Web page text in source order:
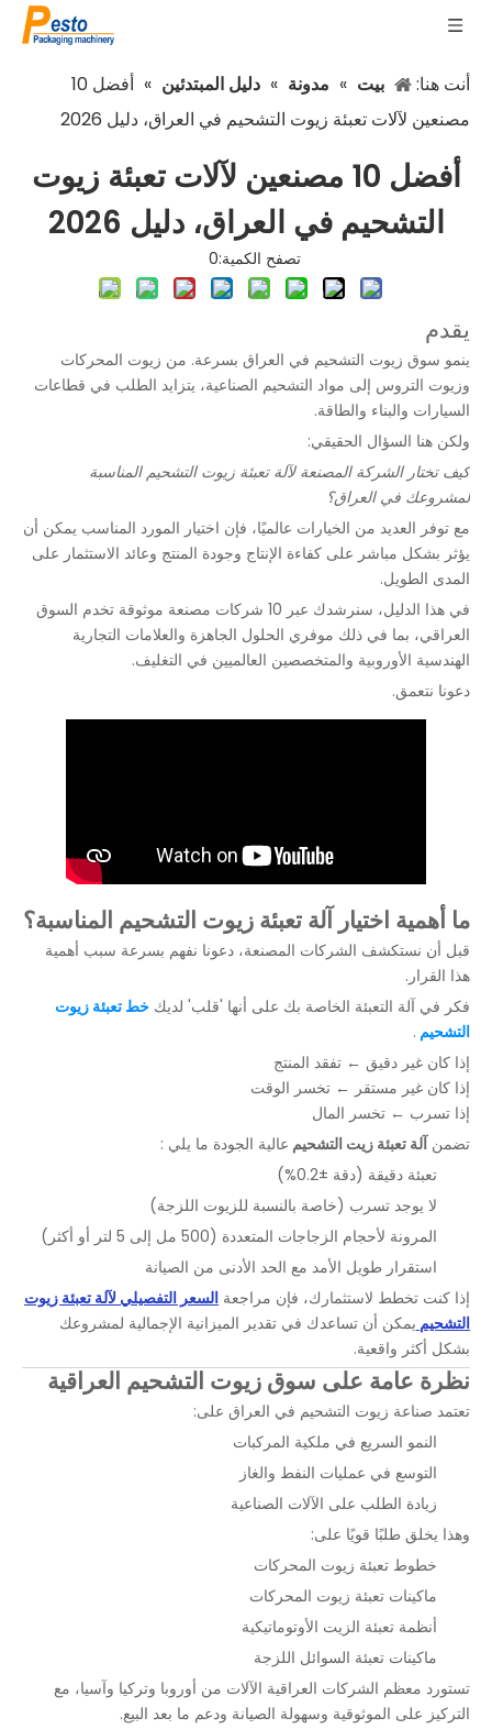
أنت هنا: بيت » مدونة » دليل المبتدئين »
أفضل 10
مصنعين لآلات تعبئة زيوت التشحيم في العراق، دليل 2026
أفضل 10 مصنعين لآلات تعبئة زيوت
التشحيم في العراق، دليل 2026
تصفح الكمية:0
يقدم
ينمو سوق زيوت التشحيم في العراق بسرعة. من زيوت المحركات
وزيوت التروس إلى مواد التشحيم الصناعية، يتزايد الطلب في قطاعات
السيارات والبناء والطاقة.
ولكن هنا السؤال الحقيقي:
كيف تختار الشركة المصنعة لآلة تعبئة زيوت التشحيم المناسبة
لمشروعك في العراق؟
مع توفر العديد من الخيارات عالميًا، فإن اختيار المورد المناسب يمكن أن
يؤثر بشكل مباشر على كفاءة الإنتاج وجودة المنتج وعائد الاستثمار على
المدى الطويل.
في هذا الدليل، سنرشدك عبر 10 شركات مصنعة موثوقة تخدم السوق
العراقي، بما في ذلك موفري الحلول الجاهزة والعلامات التجارية
الهندسية الأوروبية والمتخصصين العالميين في التغليف.
دعونا نتعمق.
ما أهمية اختيار آلة تعبئة زيوت التشحيم المناسبة؟
قبل أن نستكشف الشركات المصنعة، دعونا نفهم بسرعة سبب أهمية
هذا القرار.
فكر في آلة التعبئة الخاصة بك على أنها 'قلب' لديك خط تعبئة زيوت
التشحيم .
إذا كان غير دقيق ← تفقد المنتج
إذا كان غير مستقر ← تخسر الوقت
إذا تسرب ← تخسر المال
تضمن آلة تعبئة زيت التشحيم عالية الجودة ما يلي :
تعبئة دقيقة (دقة ±0.2%)
لا يوجد تسرب (خاصة بالنسبة للزيوت اللزجة)
المرونة لأحجام الزجاجات المتعددة (500 مل إلى 5 لتر أو أكثر)
استقرار طويل الأمد مع الحد الأدنى من الصيانة
إذا كنت تخطط لاستثمارك، فإن مراجعة السعر التفصيلي لآلة تعبئة زيوت
التشحيم يمكن أن تساعدك في تقدير الميزانية الإجمالية لمشروعك
بشكل أكثر واقعية.
نظرة عامة على سوق زيوت التشحيم العراقية
تعتمد صناعة زيوت التشحيم في العراق على:
النمو السريع في ملكية المركبات
التوسع في عمليات النفط والغاز
زيادة الطلب على الآلات الصناعية
وهذا يخلق طلبًا قويًا على:
خطوط تعبئة زيوت المحركات
ماكينات تعبئة زيوت المحركات
أنظمة تعبئة الزيت الأوتوماتيكية
ماكينات تعبئة السوائل اللزجة
تستورد معظم الشركات العراقية الآلات من أوروبا وتركيا وآسيا، مع
التركيز على الموثوقية وسهولة الصيانة ودعم ما بعد البيع.